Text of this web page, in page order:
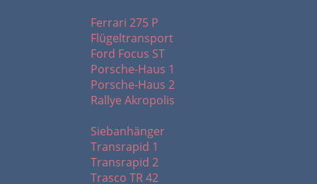
Ferrari 275 P
Flügeltransport
Ford Focus ST
Porsche-Haus 1
Porsche-Haus 2
Rallye Akropolis
Siebanhänger
Transrapid 1
Transrapid 2
Trasco TR 42